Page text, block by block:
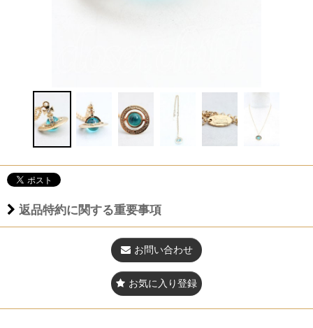
返品特約に関する重要事項
お問い合わせ
お気に入り登録